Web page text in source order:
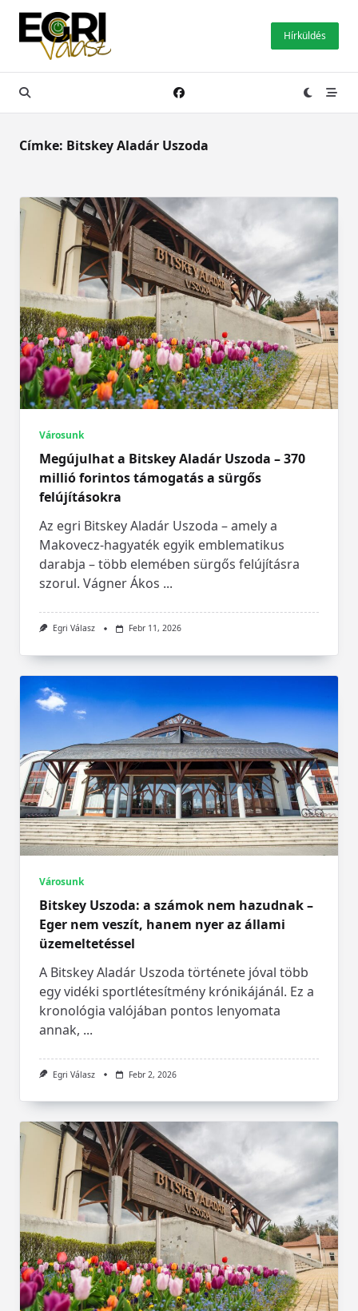
Skip
content
Hírküldés
Címke: Bitskey Aladár Uszoda
Városunk
Megújulhat a Bitskey Aladár Uszoda – 370
millió forintos támogatás a sürgős
felújításokra
Az egri Bitskey Aladár Uszoda – amely a
Makovecz-hagyaték egyik emblematikus
darabja – több elemében sürgős felújításra
szorul. Vágner Ákos ...
Egri Válasz Febr 11, 2026
Városunk
Bitskey Uszoda: a számok nem hazudnak –
Eger nem veszít, hanem nyer az állami
üzemeltetéssel
A Bitskey Aladár Uszoda története jóval több
egy vidéki sportlétesítmény krónikájánál. Ez a
kronológia valójában pontos lenyomata
annak, ...
Egri Válasz Febr 2, 2026